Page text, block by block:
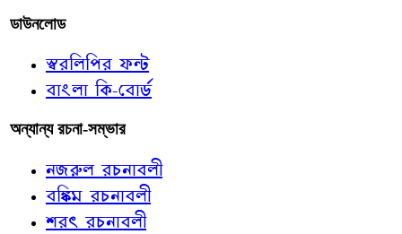
ডাউনলোড
স্বরলিপির ফন্ট
বাংলা কি-বোর্ড
অন্যান্য রচনা-সম্ভার
নজরুল রচনাবলী
বঙ্কিম রচনাবলী
শরৎ রচনাবলী